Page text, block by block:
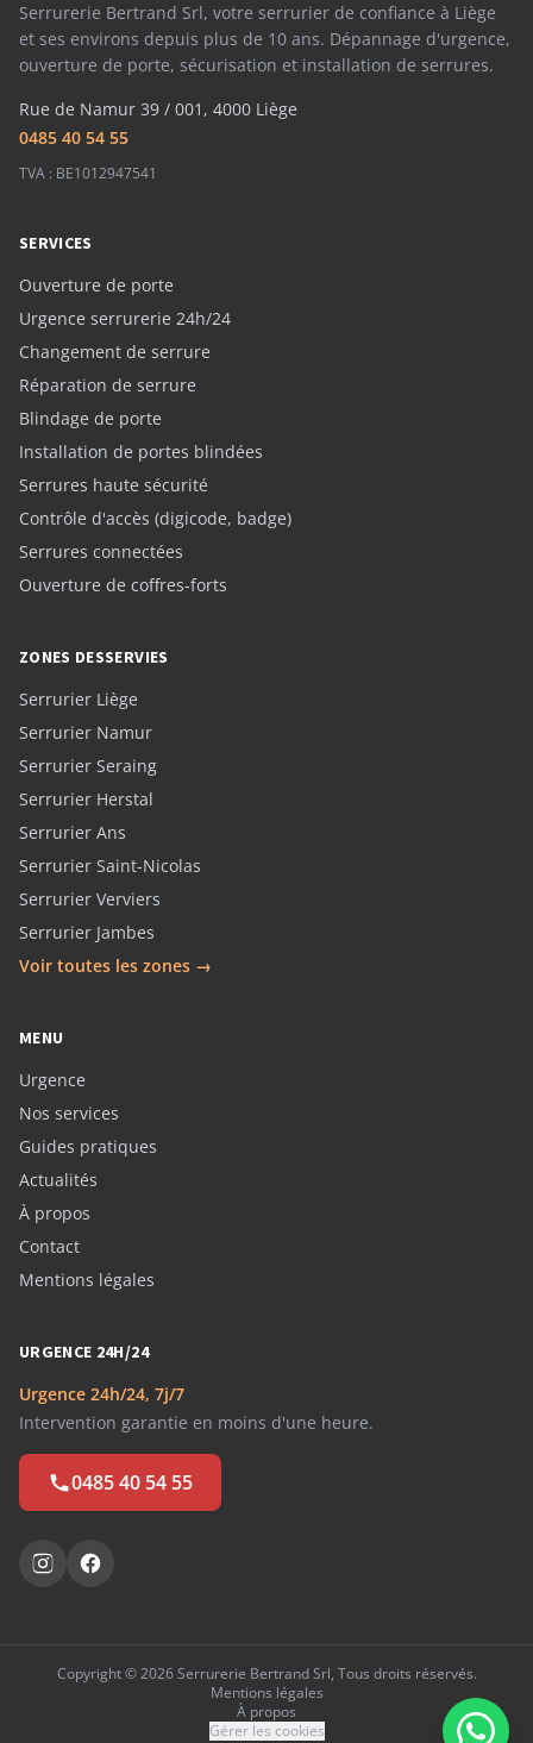
Serrurerie Bertrand Srl, votre serrurier de confiance à Liège
et ses environs depuis plus de 10 ans. Dépannage d'urgence,
ouverture de porte, sécurisation et installation de serrures.
Rue de Namur 39 / 001, 4000 Liège
0485 40 54 55
TVA : BE1012947541
SERVICES
Ouverture de porte
Urgence serrurerie 24h/24
Changement de serrure
Réparation de serrure
Blindage de porte
Installation de portes blindées
Serrures haute sécurité
Contrôle d'accès (digicode, badge)
Serrures connectées
Ouverture de coffres-forts
ZONES DESSERVIES
Serrurier Liège
Serrurier Namur
Serrurier Seraing
Serrurier Herstal
Serrurier Ans
Serrurier Saint-Nicolas
Serrurier Verviers
Serrurier Jambes
Voir toutes les zones →
MENU
Urgence
Nos services
Guides pratiques
Actualités
À propos
Contact
Mentions légales
URGENCE 24H/24
Urgence 24h/24, 7j/7
Intervention garantie en moins d'une heure.
0485 40 54 55
Copyright © 2026 Serrurerie Bertrand Srl, Tous droits réservés.
Mentions légales
À propos
Gérer les cookies